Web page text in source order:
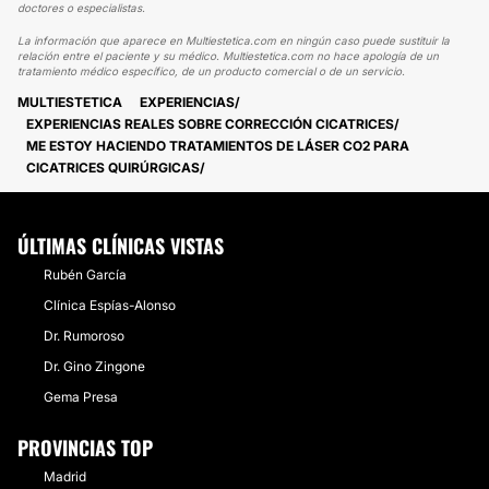
doctores o especialistas.
La información que aparece en Multiestetica.com en ningún caso puede sustituir la
relación entre el paciente y su médico. Multiestetica.com no hace apología de un
tratamiento médico específico, de un producto comercial o de un servicio.
MULTIESTETICA
EXPERIENCIAS
EXPERIENCIAS REALES SOBRE CORRECCIÓN CICATRICES
ME ESTOY HACIENDO TRATAMIENTOS DE LÁSER CO2 PARA
CICATRICES QUIRÚRGICAS
ÚLTIMAS CLÍNICAS VISTAS
Rubén García
Clínica Espías-Alonso
Dr. Rumoroso
Dr. Gino Zingone
Gema Presa
PROVINCIAS TOP
Madrid